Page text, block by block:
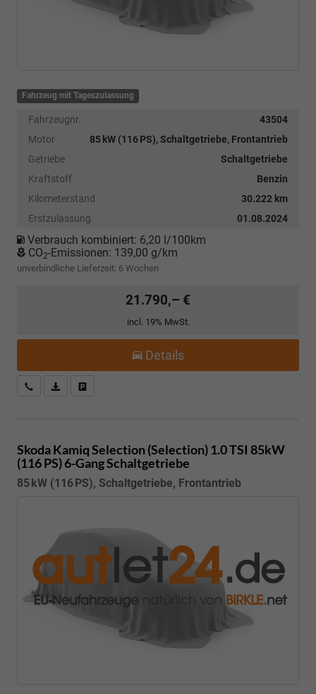
Fahrzeug mit Tageszulassung
Fahrzeugnr.
43504
Motor
85 kW (116 PS), Schaltgetriebe, Frontantrieb
Getriebe
Schaltgetriebe
Kraftstoff
Benzin
Kilometerstand
30.222 km
Erstzulassung
01.08.2024
Verbrauch kombiniert: 6,20 l/100km
CO2-Emissionen: 139,00 g/km
unverbindliche Lieferzeit: 6 Wochen
21.790,– €
incl. 19% MwSt.
Details
Kostenloser Rückruf-Service
PDF-Datei, Fahrzeugexposé drucken
Skoda KamiqSelection (Selection) 1.0 TSI 85kW
(116 PS) 6-Gang Schaltgetriebe
85 kW (116 PS), Schaltgetriebe, Frontantrieb